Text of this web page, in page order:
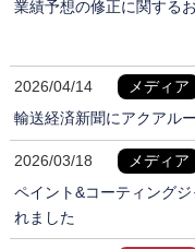
業績予想の修正に関する
2026/04/14
メディア
輸送経済新聞にアクアル
2026/03/18
メディア
ペイント&コーティング
れました